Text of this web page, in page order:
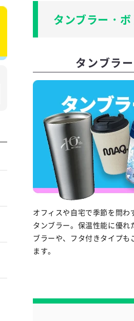
タンブラー・ボ
タンブラー
オフィスや自宅で季節を問わ
タンブラー。保温性能に優れ
ブラーや、フタ付きタイプも
ます。